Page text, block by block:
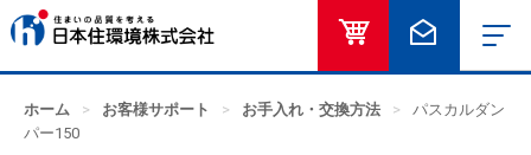
オンラインショ
ホーム > お客様サポート > お手入れ・交換方法 >
パスカルダン
パー150